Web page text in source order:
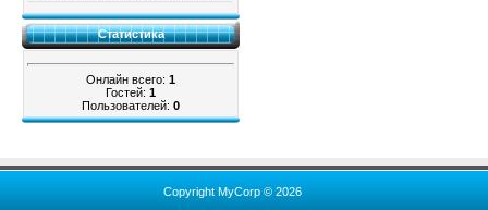
Статистика
Онлайн всего: 1
Гостей: 1
Пользователей: 0
Copyright MyCorp © 2026